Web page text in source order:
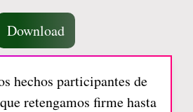
Download
hechos participantes de
retengamos firme hasta